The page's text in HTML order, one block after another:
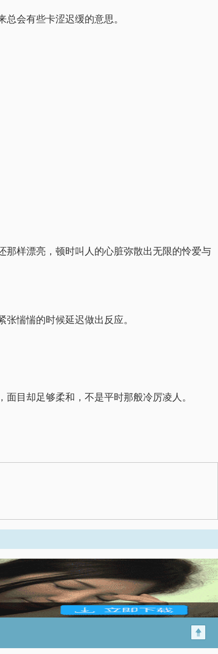
会有些卡涩迟缓的意思。
那样漂亮，顿时叫人的心脏弥散出无限的怜爱与
惴惴的时候延迟做出反应。
目却足够柔和，不是平时那般冷厉凌人。